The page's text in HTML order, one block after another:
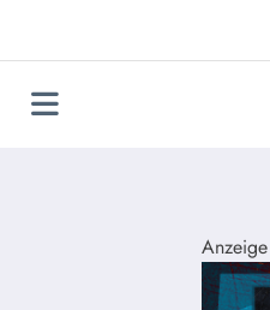
Anzeige